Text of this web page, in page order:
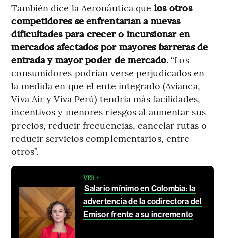
También dice la Aeronáutica que los otros
competidores se enfrentarían a nuevas
dificultades para crecer o incursionar en
mercados afectados por mayores barreras de
entrada y mayor poder de mercado. “Los
consumidores podrían verse perjudicados en
la medida en que el ente integrado (Avianca,
Viva Air y Viva Perú) tendría más facilidades,
incentivos y menores riesgos al aumentar sus
precios, reducir frecuencias, cancelar rutas o
reducir servicios complementarios, entre
otros”.
VER +
Salario mínimo en Colombia: la
advertencia de la codirectora del
Emisor frente a su incremento